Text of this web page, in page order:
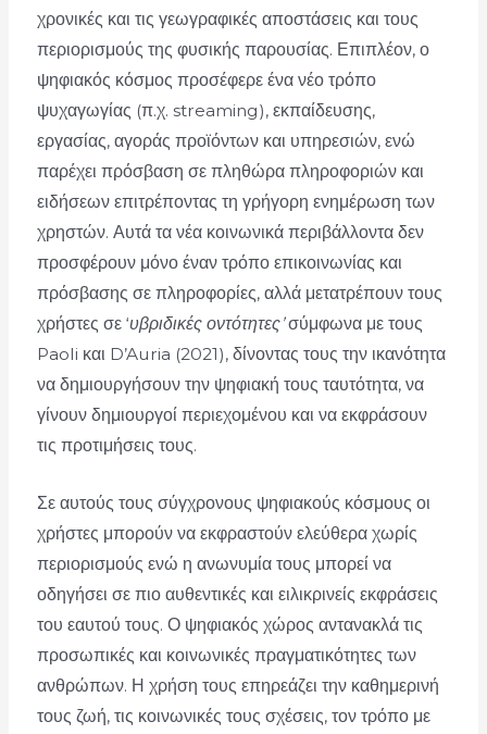
χρονικές και τις γεωγραφικές αποστάσεις και τους
περιορισμούς της φυσικής παρουσίας. Επιπλέον, ο
ψηφιακός κόσμος προσέφερε ένα νέο τρόπο
ψυχαγωγίας (π.χ. streaming), εκπαίδευσης,
εργασίας, αγοράς προϊόντων και υπηρεσιών, ενώ
παρέχει πρόσβαση σε πληθώρα πληροφοριών και
ειδήσεων επιτρέποντας τη γρήγορη ενημέρωση των
χρηστών. Αυτά τα νέα κοινωνικά περιβάλλοντα δεν
προσφέρουν μόνο έναν τρόπο επικοινωνίας και
πρόσβασης σε πληροφορίες, αλλά μετατρέπουν τους
χρήστες σε ‘υβριδικές οντότητες’σύμφωνα με τους
Paoli και D’Auria (2021), δίνοντας τους την ικανότητα
να δημιουργήσουν την ψηφιακή τους ταυτότητα, να
γίνουν δημιουργοί περιεχομένου και να εκφράσουν
τις προτιμήσεις τους.
Σε αυτούς τους σύγχρονους ψηφιακούς κόσμους οι
χρήστες μπορούν να εκφραστούν ελεύθερα χωρίς
περιορισμούς ενώ η ανωνυμία τους μπορεί να
οδηγήσει σε πιο αυθεντικές και ειλικρινείς εκφράσεις
του εαυτού τους. Ο ψηφιακός χώρος αντανακλά τις
προσωπικές και κοινωνικές πραγματικότητες των
ανθρώπων. Η χρήση τους επηρεάζει την καθημερινή
τους ζωή, τις κοινωνικές τους σχέσεις, τον τρόπο με